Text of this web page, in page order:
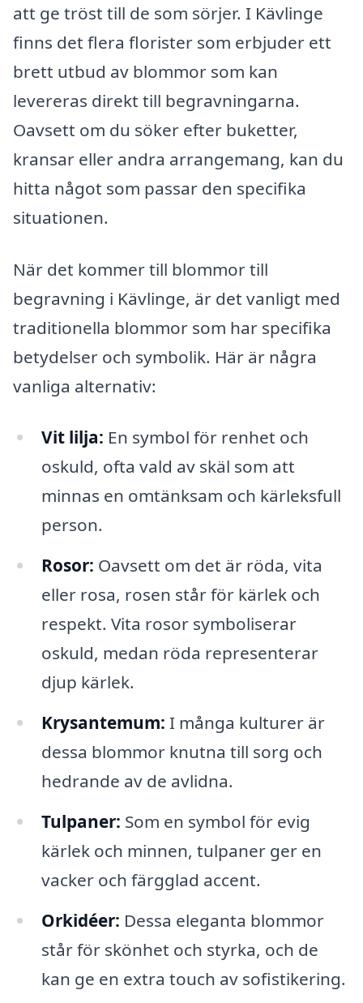
att ge tröst till de som sörjer. I Kävlinge
finns det flera florister som erbjuder ett
brett utbud av blommor som kan
levereras direkt till begravningarna.
Oavsett om du söker efter buketter,
kransar eller andra arrangemang, kan du
hitta något som passar den specifika
situationen.
När det kommer till blommor till
begravning i Kävlinge, är det vanligt med
traditionella blommor som har specifika
betydelser och symbolik. Här är några
vanliga alternativ:
Vit lilja: En symbol för renhet och
oskuld, ofta vald av skäl som att
minnas en omtänksam och kärleksfull
person.
Rosor: Oavsett om det är röda, vita
eller rosa, rosen står för kärlek och
respekt. Vita rosor symboliserar
oskuld, medan röda representerar
djup kärlek.
Krysantemum: I många kulturer är
dessa blommor knutna till sorg och
hedrande av de avlidna.
Tulpaner: Som en symbol för evig
kärlek och minnen, tulpaner ger en
vacker och färgglad accent.
Orkidéer: Dessa eleganta blommor
står för skönhet och styrka, och de
kan ge en extra touch av sofistikering.